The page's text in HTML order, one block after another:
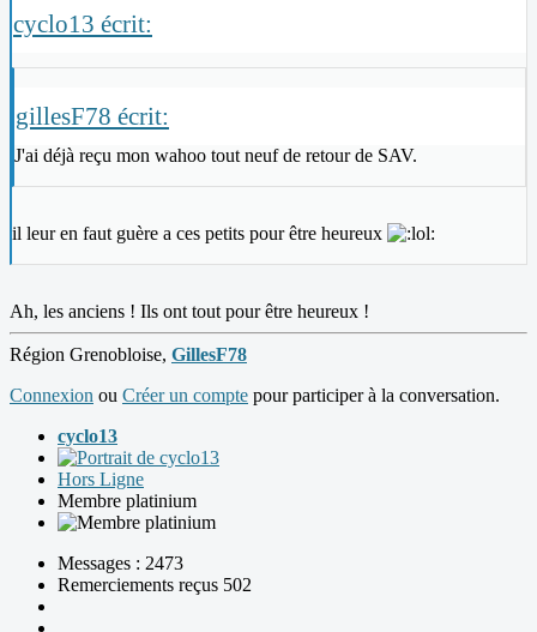
cyclo13 écrit:
gillesF78 écrit:
J'ai déjà reçu mon wahoo tout neuf de retour de SAV.
il leur en faut guère a ces petits pour être heureux
Ah, les anciens ! Ils ont tout pour être heureux !
Région Grenobloise, GillesF78
Connexion ou Créer un compte pour participer à la conversation.
cyclo13
Hors Ligne
Membre platinium
Messages : 2473
Remerciements reçus 502